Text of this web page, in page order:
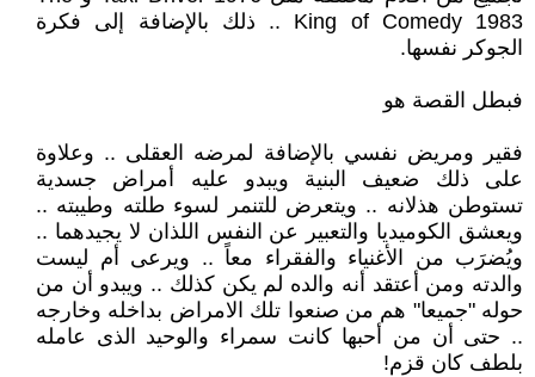
King of Comedy 1983 .. ذلك بالإضافة إلى فكرة
الجوكر نفسها.
فبطل القصة هو
فقير ومريض نفسي بالإضافة لمرضه العقلى .. وعلاوة
على ذلك ضعيف البنية ويبدو عليه أمراض جسدية
تستوطن هذلانه .. ويتعرض للتنمر لسوء طلته وطيبته ..
ويعشق الكوميديا والتعبير عن النفس اللذان لا يجيدهما ..
ويُضرَب من الأغنياء والفقراء معاً .. ويرعى أم ليست
والدته ومن أعتقد أنه والده لم يكن كذلك .. ويبدو أن من
حوله "جميعا" هم من صنعوا تلك الامراض بداخله وخارجه
.. حتى أن من أحبها كانت سمراء والوحيد الذى عامله
بلطف كان قزم!